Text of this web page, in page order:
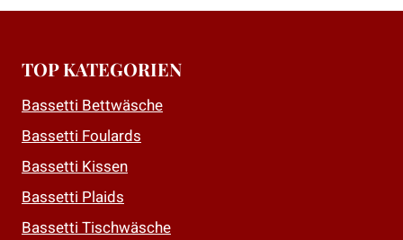
Varianten
auf.
Optionen
können
auf
der
TOP KATEGORIEN
Bassetti Bettwäsche
Bassetti Foulards
Bassetti Kissen
Bassetti Plaids
Bassetti Tischwäsche